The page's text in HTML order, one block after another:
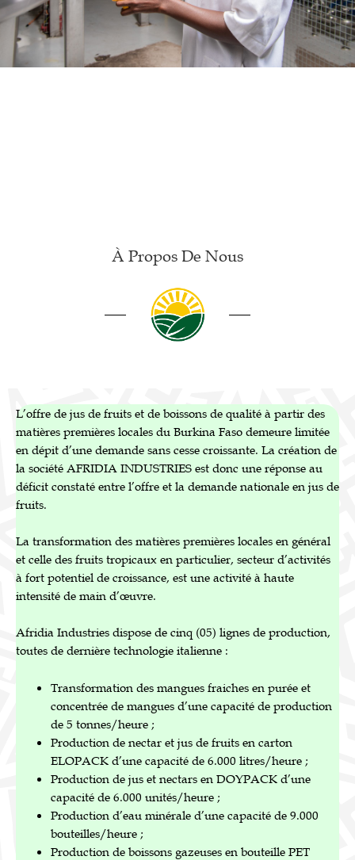
À Propos De Nous
L’offre de jus de fruits et de boissons de qualité à partir des
matières premières locales du Burkina Faso demeure limitée
en dépit d’une demande sans cesse croissante. La création de
la société AFRIDIA INDUSTRIES est donc une réponse au
déficit constaté entre l’offre et la demande nationale en jus de
fruits.
La transformation des matières premières locales en général
et celle des fruits tropicaux en particulier, secteur d’activités
à fort potentiel de croissance, est une activité à haute
intensité de main d’œuvre.
Afridia Industries dispose de cinq (05) lignes de production,
toutes de dernière technologie italienne :
Transformation des mangues fraiches en purée et
concentrée de mangues d’une capacité de production
de 5 tonnes/heure ;
Production de nectar et jus de fruits en carton
ELOPACK d’une capacité de 6.000 litres/heure ;
Production de jus et nectars en DOYPACK d’une
capacité de 6.000 unités/heure ;
Production d’eau minérale d’une capacité de 9.000
bouteilles/heure ;
Production de boissons gazeuses en bouteille PET